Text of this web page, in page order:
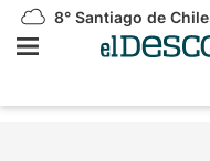
8° Santiago de Chile